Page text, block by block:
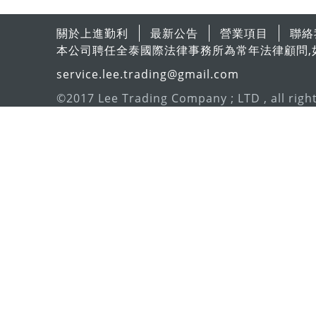
關於上進勤利 最新公告 營業項目
聯
本公司聘任全泰國際法律事務所為常年法律顧
service.lee.trading@gmail.com
©2017 Lee Trading Company ; LTD , all